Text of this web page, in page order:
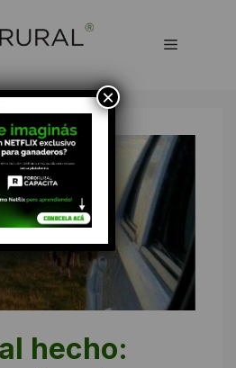
Menú
hecho:
×